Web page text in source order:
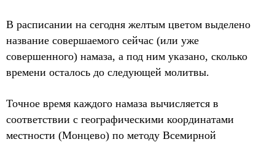
В расписании на сегодня желтым цветом выделено
название совершаемого сейчас (или уже
совершенного) намаза, а под ним указано, сколько
времени осталось до следующей молитвы.
Точное время каждого намаза вычисляется в
соответствии с географическими координатами
местности (Монцево) по методу Всемирной